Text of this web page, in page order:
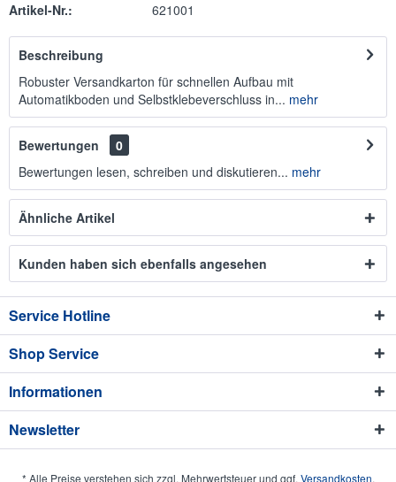
Artikel-Nr.: 621001
Beschreibung
Robuster Versandkarton für schnellen Aufbau mit
Automatikboden und Selbstklebeverschluss in... mehr
Bewertungen
0
Bewertungen lesen, schreiben und diskutieren... mehr
Ähnliche Artikel
Kunden haben sich ebenfalls angesehen
Service Hotline
Shop Service
Informationen
Newsletter
* Alle Preise verstehen sich zzgl. Mehrwertsteuer und ggf. Versandkosten.